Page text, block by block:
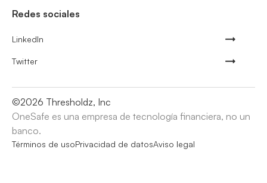
Redes sociales
LinkedIn
Twitter
©2026 Thresholdz, Inc
OneSafe es una empresa de tecnología financiera, no un
banco.
Términos de usoPrivacidad de datosAviso legal